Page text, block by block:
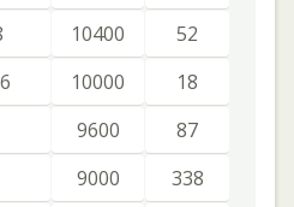
10400
52
10000
18
9600
87
9000
338